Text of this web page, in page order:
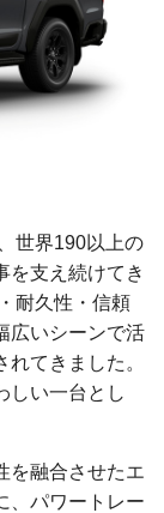
世界190以上の
を支え続けてき
耐久性・信頼
広いシーンで活
てきました。
しい一台とし
を融合させたエ
、パワートレー